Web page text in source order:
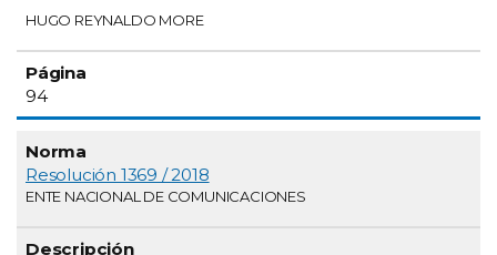
HUGO REYNALDO MORE
94
Resolución 1369 / 2018
ENTE NACIONAL DE COMUNICACIONES